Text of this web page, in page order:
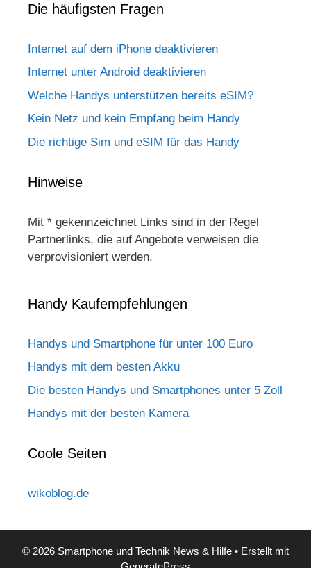
Die häufigsten Fragen
Internet auf dem iPhone deaktivieren
Internet unter Android deaktivieren
Welche Handys unterstützen bereits eSIM?
Kein Netz und kein Empfang beim Handy
Die richtige Sim und eSIM für das Handy
Hinweise
Mit * gekennzeichnet Links sind in der Regel
Partnerlinks, die auf Angebote verweisen die
verprovisioniert werden.
Handy Kaufempfehlungen
Handys und Smartphone für unter 100 Euro
Handys mit dem besten Akku
Die besten Handys und Smartphones unter 5 Zoll
Handys mit der besten Kamera
Coole Seiten
wikoblog.de
© 2026 Smartphone und Technik News & Hilfe • Erstellt mit